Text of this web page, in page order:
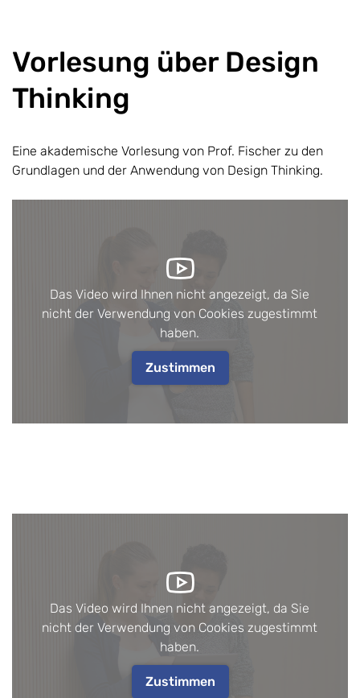
Vorlesung über Design
Thinking
Eine akademische Vorlesung von Prof. Fischer zu den
Grundlagen und der Anwendung von Design Thinking.
Das Video wird Ihnen nicht angezeigt, da Sie
nicht der Verwendung von Cookies zugestimmt
haben.
Zustimmen
Das Video wird Ihnen nicht angezeigt, da Sie
nicht der Verwendung von Cookies zugestimmt
haben.
Zustimmen